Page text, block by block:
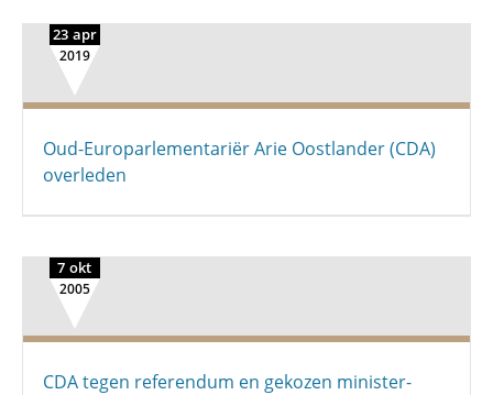
23 apr
2019
Oud-Europarlementariër Arie Oostlander (CDA)
overleden
7 okt
2005
CDA tegen referendum en gekozen minister-